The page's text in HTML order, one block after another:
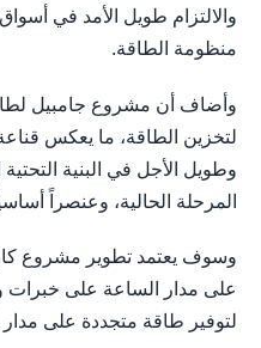
والالتزام طويل الأمد في
منظومة الطاقة.
وأضاف أن مشروع جامبيل
لتخزين الطاقة، ما يعكس
وطويل الأجل في البنية
المرحلة الحالية، وعنصراً
وسوف يعتمد تطوير مشروع
على مدار الساعة على
لتوفير طاقة متجددة على مدار